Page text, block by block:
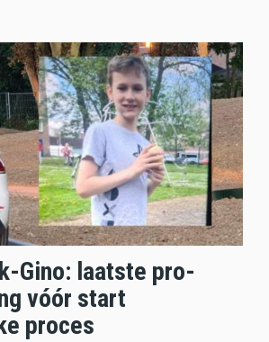
Gino: laatste pro-
vóór start
proces